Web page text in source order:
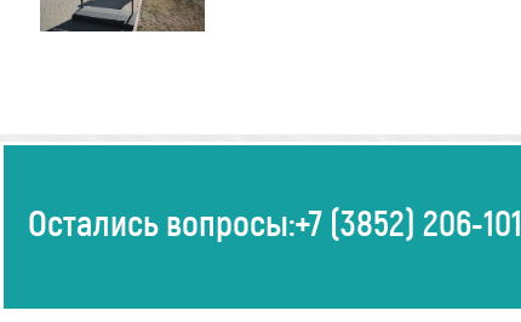
Остались вопросы:+7 (3852) 206-101